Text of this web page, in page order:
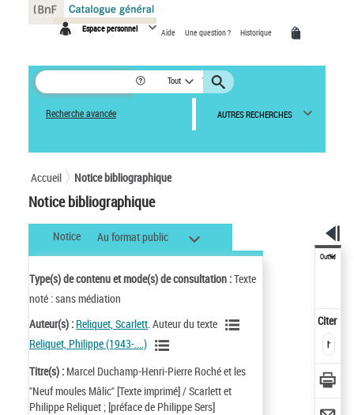
Espace personnel Aide Une question ? Historique
Tout
Recherche avancée AUTRES RECHERCHES
Accueil Notice bibliographique
Notice bibliographique
Notice Au format public
Type(s) de contenu et mode(s) de consultation :Texte
noté : sans médiation
Auteur(s) : Reliquet, Scarlett . Auteur du texte
Reliquet, Philippe (1943-....)
Titre(s) : Marcel Duchamp-Henri-Pierre Roché et les
"Neuf moules Mâlic" [Texte imprimé] / Scarlett et
Philippe Reliquet ; [préface de Philippe Sers]
Outils
Citer
Panneau de gestion des cookies